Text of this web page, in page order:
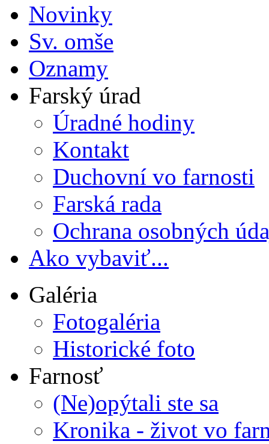
Novinky
Sv. omše
Oznamy
Farský úrad
Úradné hodiny
Kontakt
Duchovní vo farnosti
Farská rada
Ochrana osobných
Ako vybaviť...
Galéria
Fotogaléria
Historické foto
Farnosť
(Ne)opýtali ste sa
Kronika - život vo